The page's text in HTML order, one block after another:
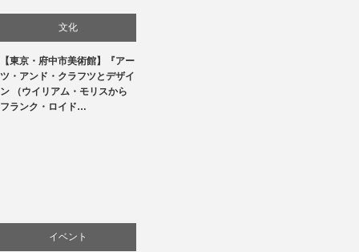
文化
美術展・美術館・博物館巡り
【東京・府中市美術館】『アー
ツ・アンド・クラフツとデザイ
ン （ウイリアム・モリスから
フランク・ロイド…
イベント